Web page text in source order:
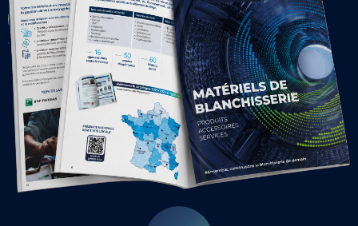
CONTACTER UNE AGENCE
LOCALE
16 Agences Régionales